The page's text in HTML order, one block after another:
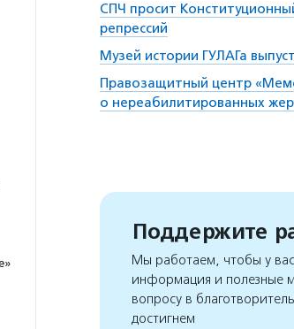
СПЧ просит
репрессий
Музей истории ГУЛАГа
Правозащитный центр
о нереабилитированных
Поддержите
Мы работаем, чтобы у вас
информация и полезные
вопросу в
достигнем